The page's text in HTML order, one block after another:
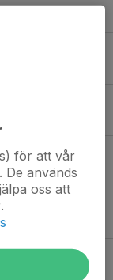
för att vår
används
oss att